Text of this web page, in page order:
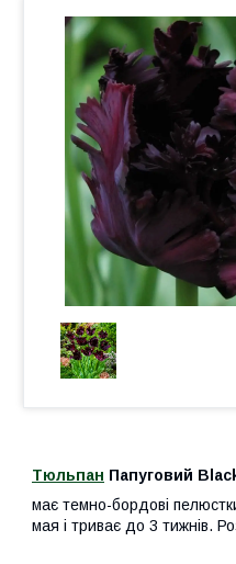
Тюльпан Папуговий
має темно-бордові
мая і триває до 3 тижнів.